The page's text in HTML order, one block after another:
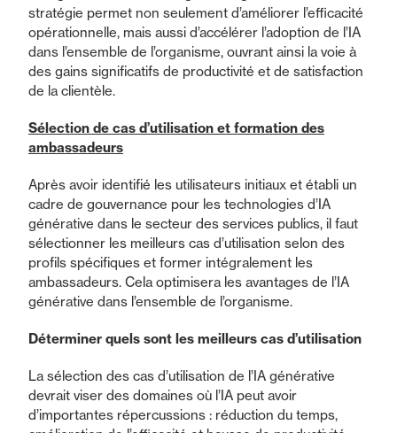
stratégie permet non seulement d’améliorer l’efficacité
opérationnelle, mais aussi d’accélérer l’adoption de l’IA
dans l’ensemble de l’organisme, ouvrant ainsi la voie à
des gains significatifs de productivité et de satisfaction
de la clientèle.
Sélection de cas d’utilisation et formation des
ambassadeurs
Après avoir identifié les utilisateurs initiaux et établi un
cadre de gouvernance pour les technologies d’IA
générative dans le secteur des services publics, il faut
sélectionner les meilleurs cas d’utilisation selon des
profils spécifiques et former intégralement les
ambassadeurs. Cela optimisera les avantages de l’IA
générative dans l’ensemble de l’organisme.
Déterminer quels sont les meilleurs cas d’utilisation
La sélection des cas d’utilisation de l’IA générative
devrait viser des domaines où l’IA peut avoir
d’importantes répercussions : réduction du temps,